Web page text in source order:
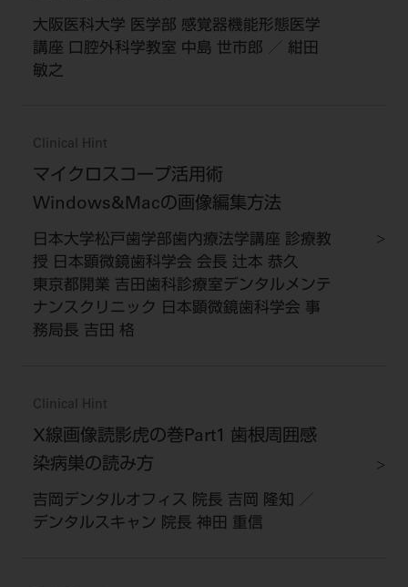
大阪医科大学 医学部 感覚器機能形態医学
講座 口腔外科学教室 中島 世市郎 ／ 紺田
敏之
Clinical Hint
マイクロスコープ活用術
Windows&Macの画像編集方法
日本大学松戸歯学部歯内療法学講座 診療教
授 日本顕微鏡歯科学会 会長 辻本 恭久
東京都開業 吉田歯科診療室デンタルメンテ
ナンスクリニック 日本顕微鏡歯科学会 事
務局長 吉田 格
Clinical Hint
X線画像読影虎の巻Part1 歯根周囲感
染病巣の読み方
吉岡デンタルオフィス 院長 吉岡 隆知 ／
デンタルスキャン 院長 神田 重信